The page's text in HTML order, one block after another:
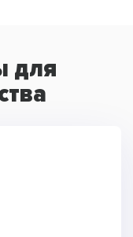
для